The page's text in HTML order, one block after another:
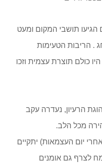
הגיעו תושבי המקום ומעט
. הריבות הטעימות
כולם תוצרת עצמית וזכו
הרעיון, נעדרה עקב
מכל הלב.
24.4.2010 (שבת אחרי יום העצמאות) יתקיים
לצרף גם אומנים